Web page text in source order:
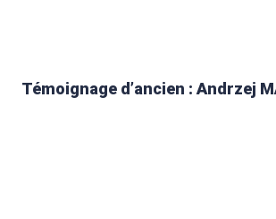
Témoignage d’ancien : Andrzej